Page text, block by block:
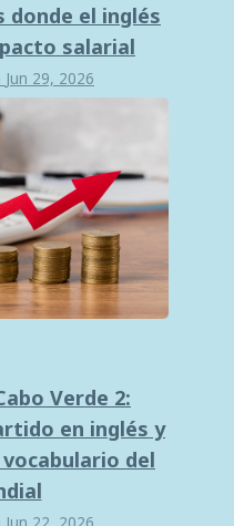
donde el inglés
salarial
Jun 29, 2026
Verde 2:
en inglés y
del
Jun 22, 2026